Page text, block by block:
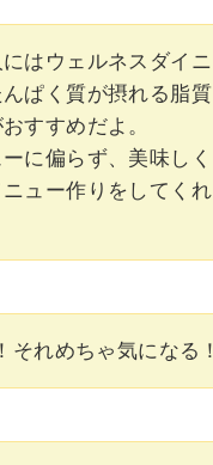
はウェルネスダイニ
ぱく質が摂れる脂質
すすめだよ。
に偏らず、美味しく
ュー作りをしてくれ
それめちゃ気になる！